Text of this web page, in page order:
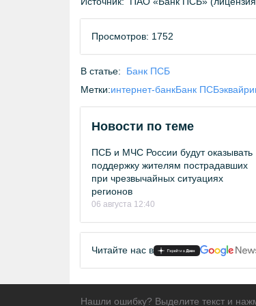
Просмотров: 1752
В статье:
Банк ПСБ
Метки:интернет-банкБанк ПСБ
Новости по теме
ПСБ и МЧС России будут оказывать
поддержку жителям пострадавших
при чрезвычайных ситуациях
регионов
06 августа 12:40
Читайте нас в
Нашли ошибку? Выделите текст и